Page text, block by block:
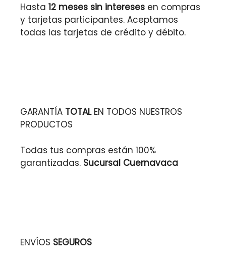
Hasta 12 meses sin intereses en compras
y tarjetas participantes. Aceptamos
todas las tarjetas de crédito y débito.
GARANTÍA TOTALEN TODOS NUESTROS
PRODUCTOS
Todas tus compras están 100%
garantizadas. Sucursal Cuernavaca
ENVÍOS SEGUROS